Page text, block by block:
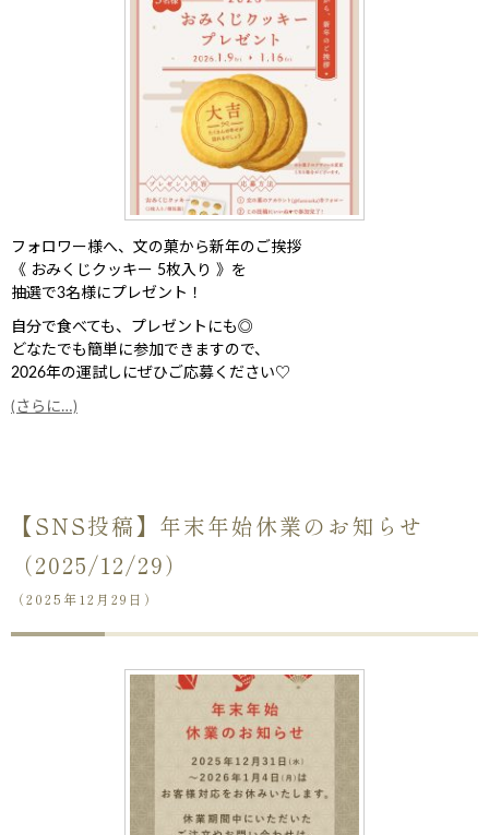
フォロワー様へ、文の菓から新年のご挨拶
《 おみくじクッキー 5枚入り 》を
抽選で3名様にプレゼント！
自分で食べても、プレゼントにも◎
どなたでも簡単に参加できますので、
2026年の運試しにぜひご応募ください♡
(さらに…)
【SNS投稿】年末年始休業のお知らせ
（2025/12/29）
（2025年12月29日）